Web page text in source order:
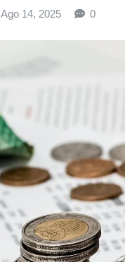
Ago 14, 2025 0